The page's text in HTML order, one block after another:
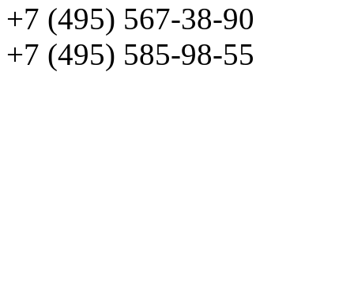
+7 (495) 567-38-90
+7 (495) 585-98-55